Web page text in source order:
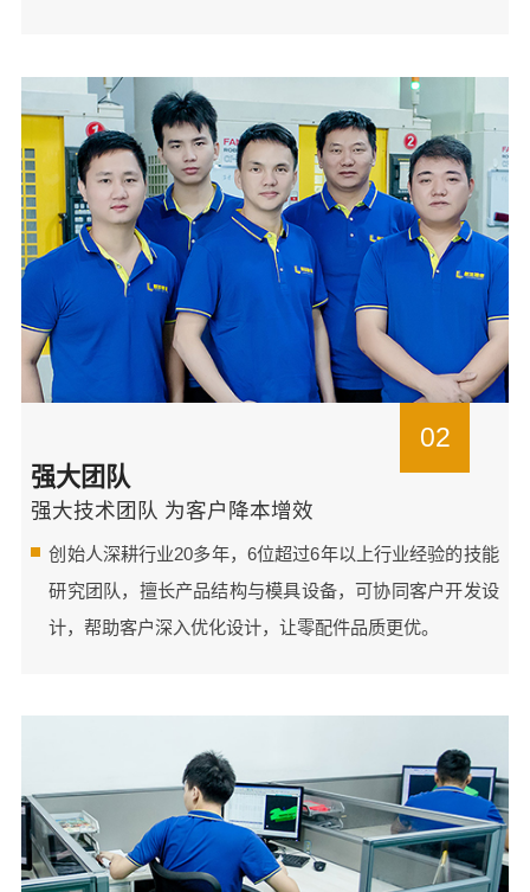
02
强大团队
强大技术团队 为客户降本增效
创始人深耕行业20多年，6位超过6年以上行业经验的技能
研究团队，擅长产品结构与模具设备，可协同客户开发设
计，帮助客户深入优化设计，让零配件品质更优。